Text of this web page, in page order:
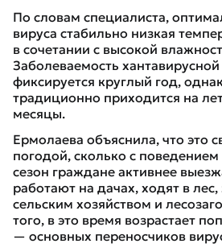
По словам специалиста,
вируса стабильно низкая
в сочетании с высокой
Заболеваемость
фиксируется круглый год,
традиционно приходится на
месяцы.
Ермолаева объяснила, что это
погодой, сколько с
сезон граждане активнее
работают на дачах, ходят в
сельским хозяйством и
того, в это время возрастает
— основных переносчиков